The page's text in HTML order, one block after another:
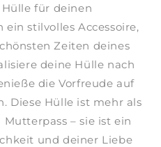
für deinen
stilvolles Accessoire,
Zeiten deines
deine Hülle nach
die Vorfreude auf
Diese Hülle ist mehr als
– sie ist ein
und deiner Liebe